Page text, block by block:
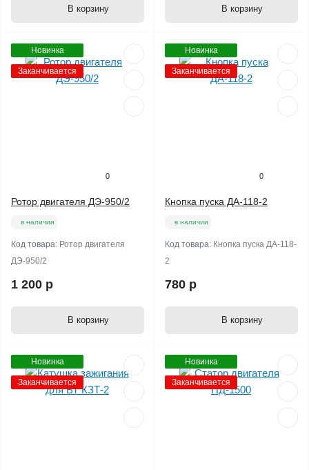
В корзину В корзину
Новинка
Заканчивается
0
Ротор двигателя ДЭ-950/2
в наличии
Код товара: Ротор двигателя
ДЭ-950/2
1 200 р
В корзину
Новинка
Заканчивается
0
Кнопка пуска ДА-118-2
в наличии
Код товара: Кнопка пуска ДА-118-
2
780 р
В корзину
Новинка
Заканчивается
Новинка
Заканчивается